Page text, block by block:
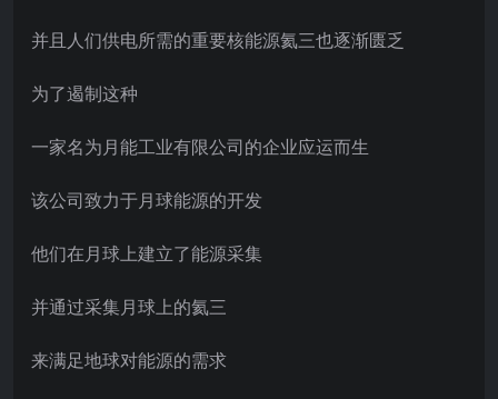
并且人们供电所需的重要核能源氦三也逐渐匮乏
为了遏制这种
一家名为月能工业有限公司的企业应运而生
该公司致力于月球能源的开发
他们在月球上建立了能源采集
并通过采集月球上的氦三
来满足地球对能源的需求